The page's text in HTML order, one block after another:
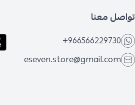
تواصل معنا
+966566229730
eseven.store@gmail.com